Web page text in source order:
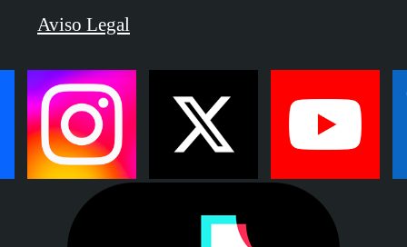
Aviso Legal